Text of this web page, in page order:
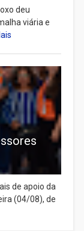
deu
viária e
de apoio da
(04/08), de